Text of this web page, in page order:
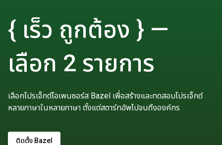
{ เร็ว ถูกต้อง } —
เลือก 2 รายการ
เลือกโปรเจ็กต์โอเพนซอร์ส Bazel เพื่อสร้างและทดสอบโปรเจ็กต์
หลายภาษาในหลายภาษา ตั้งแต่สตาร์ทอัพไปจนถึงองค์กร
ติดตั้ง Bazel